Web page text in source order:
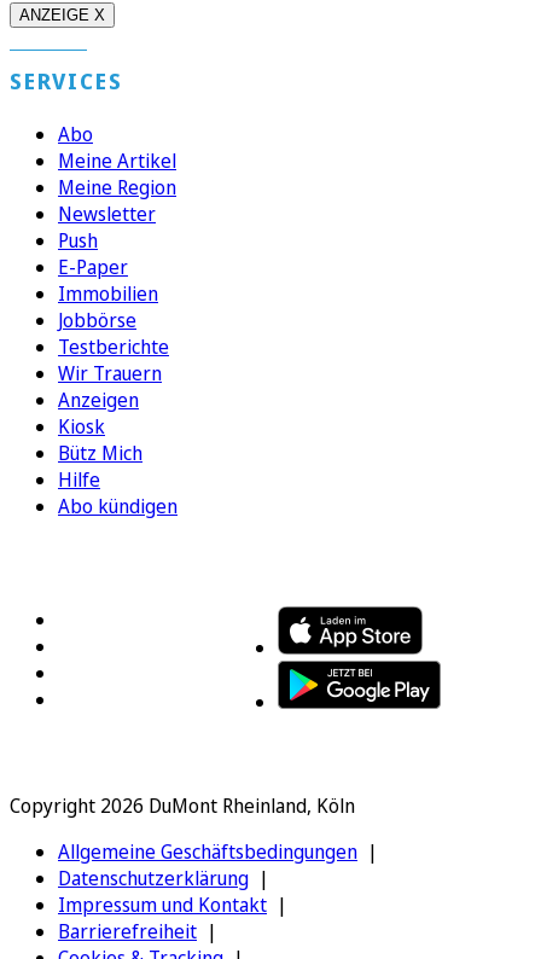
ANZEIGE X
SERVICES
Abo
Meine Artikel
Meine Region
Newsletter
Push
E-Paper
Immobilien
Jobbörse
Testberichte
Wir Trauern
Anzeigen
Kiosk
Bütz Mich
Hilfe
Abo kündigen
Copyright 2026 DuMont Rheinland, Köln
Allgemeine Geschäftsbedingungen
Datenschutzerklärung
Impressum und Kontakt
Barrierefreiheit